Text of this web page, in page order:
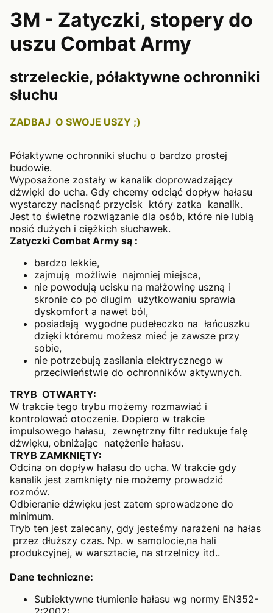
3M - Zatyczki, stopery do
uszu Combat Army
strzeleckie, półaktywne ochronniki
słuchu
ZADBAJ O SWOJE USZY ;)
Półaktywne ochronniki słuchu o bardzo prostej
budowie.
Wyposażone zostały w kanalik doprowadzający
dźwięki do ucha. Gdy chcemy odciąć dopływ hałasu
wystarczy nacisnąć przycisk który zatka kanalik.
Jest to świetne rozwiązanie dla osób, które nie lubią
nosić dużych i ciężkich słuchawek.
Zatyczki Combat Army są :
bardzo lekkie,
zajmują możliwie najmniej miejsca,
nie powodują ucisku na małżowinę uszną i
skronie co po długim użytkowaniu sprawia
dyskomfort a nawet ból,
posiadają wygodne pudełeczko na łańcuszku
dzięki któremu możesz mieć je zawsze przy
sobie,
nie potrzebują zasilania elektrycznego w
przeciwieństwie do ochronników aktywnych.
TRYB OTWARTY:
W trakcie tego trybu możemy rozmawiać i
kontrolować otoczenie. Dopiero w trakcie
impulsowego hałasu, zewnętrzny filtr redukuje falę
dźwięku, obniżając natężenie hałasu.
TRYB ZAMKNIĘTY:
Odcina on dopływ hałasu do ucha. W trakcie gdy
kanalik jest zamknięty nie możemy prowadzić
rozmów.
Odbieranie dźwięku jest zatem sprowadzone do
minimum.
Tryb ten jest zalecany, gdy jesteśmy narażeni na hałas
przez dłuższy czas. Np. w samolocie,na hali
produkcyjnej, w warsztacie, na strzelnicy itd..
Dane techniczne:
Subiektywne tłumienie hałasu wg normy EN352-